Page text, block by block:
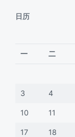
日历
一 二
3 4
10 11
17 18